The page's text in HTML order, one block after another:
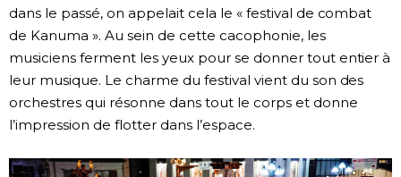
dans le passé, on appelait cela le « festival de combat
de Kanuma ». Au sein de cette cacophonie, les
musiciens ferment les yeux pour se donner tout entier à
leur musique. Le charme du festival vient du son des
orchestres qui résonne dans tout le corps et donne
l’impression de flotter dans l’espace.